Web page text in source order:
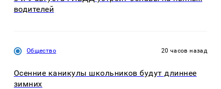
водителей
Общество 20 часов назад
Осенние каникулы школьников будут длиннее
зимних